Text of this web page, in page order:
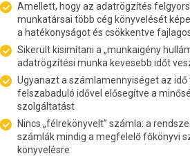
Amellett, hogy az adatrögzítés
munkatársai több cég könyvelését
a hatékonyságot és csökkentve
Sikerült kisimítani a „munkaigény
adatrögzítési munka kevesebb időt
Ugyanazt a számlamennyiséget az
felszabaduló idővel elősegítve a
szolgáltatást
Nincs „félrekönyvelt” számla: a
számlák mindig a megfelelő főkönyvi
könyvelésre